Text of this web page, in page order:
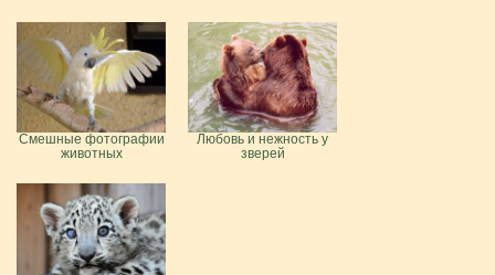
Смешные фотографии
животных
Любовь и нежность у
зверей